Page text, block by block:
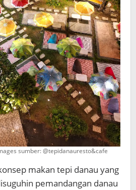
sumber: @tepidanauresto&cafe
makan tepi danau yang
pemandangan danau